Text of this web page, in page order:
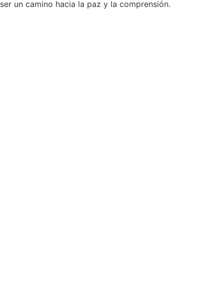
ser un camino hacia la paz y la comprensión.